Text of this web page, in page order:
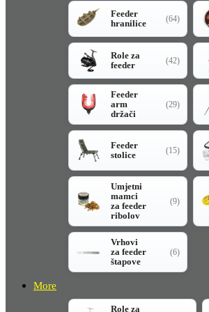
Feeder
hranilice
(64)
Role za
feeder
(42)
Feeder
arm
držači
(29)
Feeder
stolice
(15)
Umjetni
mamci
za feeder
ribolov
(9)
Vrhovi
za feeder
štapove
(6)
More
Role za